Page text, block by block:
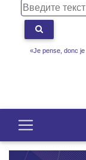
«Je pense, donc